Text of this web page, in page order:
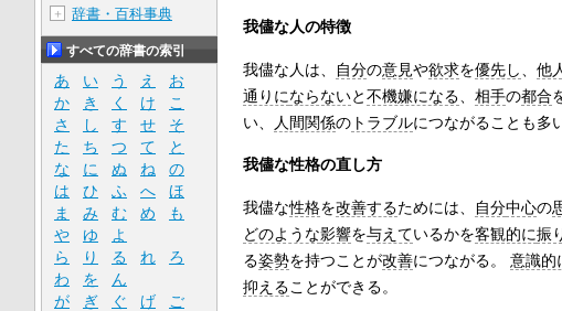
我儘な人の特徴
我儘な人は、 自分の意見や欲求を優先し 他
通りにならないと不機嫌になる 相手の都合
い、
人間関係のトラブルにつながることも多
我儘な性格の直し方
我儘な性格を改善するためには、 自分中心の
どのような影響を与えているかを客観的に振
る姿勢を持つことが改善につながる。 意識的
抑えることができる。
＋ 辞書・百科事典
すべての辞書の索引
あ い う え
お
か
き く け
こ
さ
し す せ
そ
た
ち つ て
と
な
に ぬ ね
の
は
ひ ふ へ
ほ
ま
み む め
も
や
ゆ
よ
ら
り る れ
ろ
わ
を
ん
が
ぎ ぐ げ
ご